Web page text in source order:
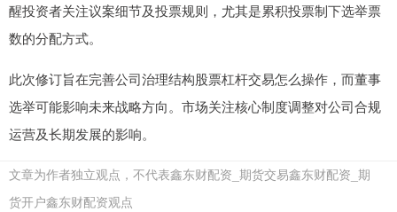
醒投资者关注议案细节及投票规则，尤其是累积投票制下选举票
数的分配方式。
此次修订旨在完善公司治理结构股票杠杆交易怎么操作，而董事
选举可能影响未来战略方向。市场关注核心制度调整对公司合规
运营及长期发展的影响。
文章为作者独立观点，不代表鑫东财配资_期货交易鑫东财配资_期
货开户鑫东财配资观点